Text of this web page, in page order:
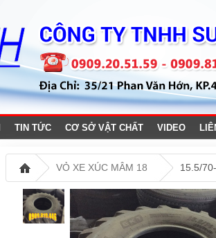
TIN TỨC CƠ SỞ VẬT CHẤT VIDEO
VỎ XE XÚC MÂM 18 15.5/